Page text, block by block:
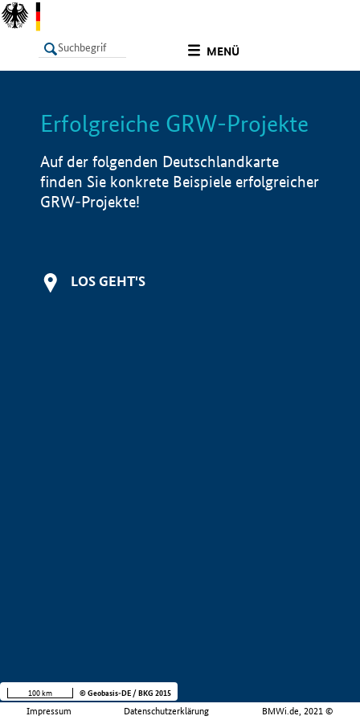
MENÜ
LISTE Info
Erfolgreiche GRW-Projekte
Auf der folgenden Deutschlandkarte
finden Sie konkrete Beispiele erfolgreicher
GRW-Projekte!
LOS GEHT'S
Impressum Datenschutzerklärung BMWi.de, 2021 ©
100 km © Geobasis-DE / BKG 2015